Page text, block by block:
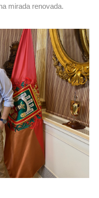
mirada renovada.